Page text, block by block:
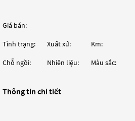
Giá bán:
Tình trạng: Xuất xứ: Km:
Chỗ ngồi: Nhiên liệu: Màu sắc:
Thông tin chi tiết